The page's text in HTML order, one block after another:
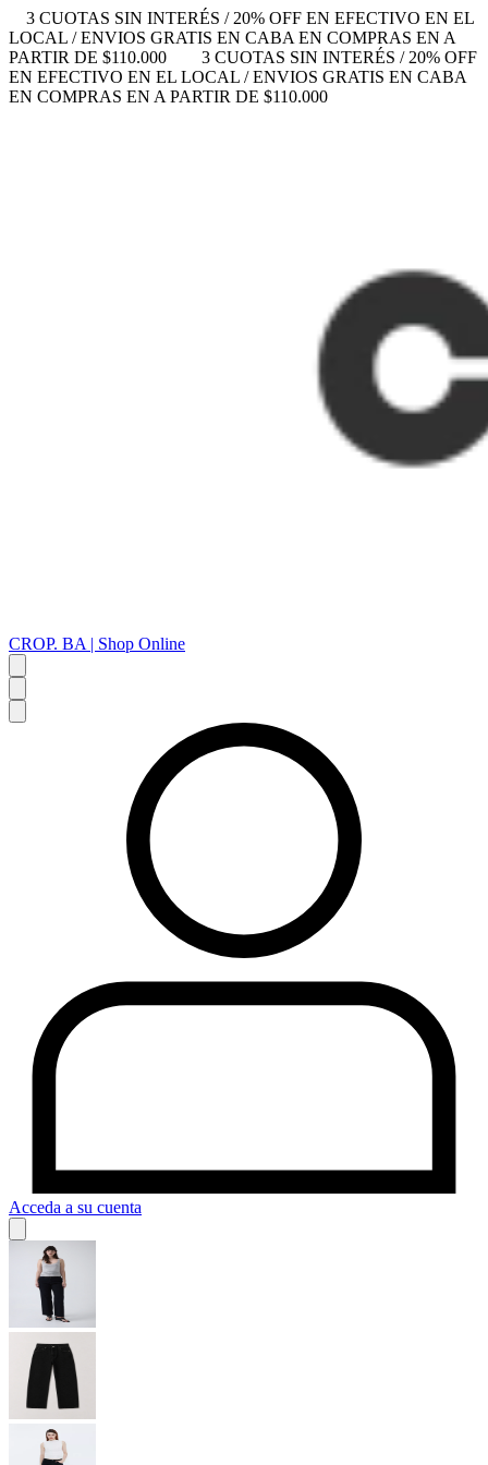
3 CUOTAS SIN INTERÉS / 20% OFF EN EFECTIVO EN EL
LOCAL / ENVIOS GRATIS EN CABA EN COMPRAS EN A
PARTIR DE $110.000
3 CUOTAS SIN INTERÉS / 20% OFF
EN EFECTIVO EN EL LOCAL / ENVIOS GRATIS EN CABA
EN COMPRAS EN A PARTIR DE $110.000
CROP. BA | Shop Online
Acceda a su cuenta